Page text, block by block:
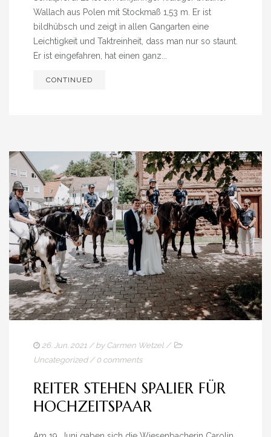
Wallach aus Polen mit Stockmaß 1,53 m. Er ist
bildhübsch und zeigt in allen Gangarten eine
Leichtigkeit und Taktreinheit, dass man nur so staunt.
Er ist eingefahren, hat einen ganz...
CONTINUED
26. Jun. 2021 / by Carmen Wetzel /
Uncategorized/ 0 comments
REITER STEHEN SPALIER FÜR
HOCHZEITSPAAR